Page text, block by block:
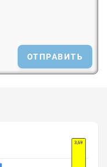
ОТПРАВИТЬ